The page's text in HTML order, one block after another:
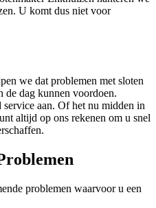
U komt dus niet voor
we dat problemen met sloten
de dag kunnen voordoen.
aan. Of het nu midden in
altijd op ons rekenen om u snel
problemen waarvoor u een